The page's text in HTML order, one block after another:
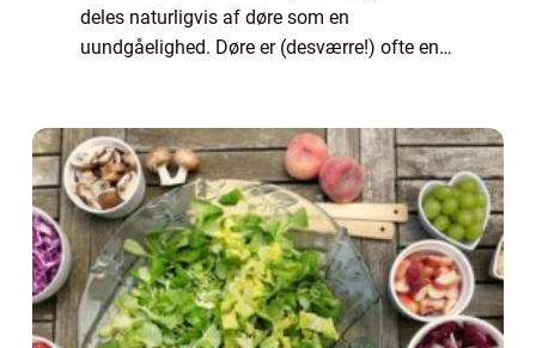
deles naturligvis af døre som en
uundgåelighed. Døre er (desværre!) ofte en